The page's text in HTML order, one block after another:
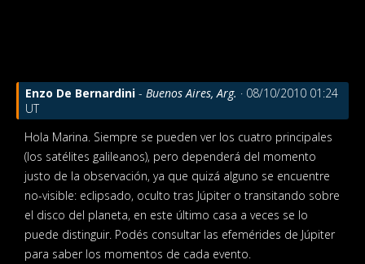
Enzo De Bernardini - Buenos Aires, Arg. · 08/10/2010 01:24
UT
Hola Marina. Siempre se pueden ver los cuatro principales
(los satélites galileanos), pero dependerá del momento
justo de la observación, ya que quizá alguno se encuentre
no-visible: eclipsado, oculto tras Júpiter o transitando sobre
el disco del planeta, en este último casa a veces se lo
puede distinguir. Podés consultar las efemérides de Júpiter
para saber los momentos de cada evento.